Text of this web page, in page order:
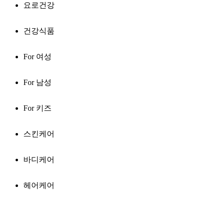
요로건강
건강식품
For 여성
For 남성
For 키즈
스킨케어
바디케어
헤어케어